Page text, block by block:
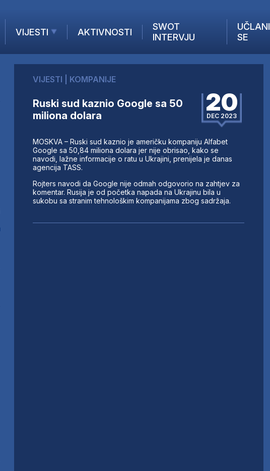
VIJESTI
AKTUELNO
KOMPANIJE
FINANSIJE
IZ STRANIH MEDIJA
AKTIVNOSTI
SWOT
INTERVJU
UČLANI
SE
VIJESTI KOMPANIJE
Ruski sud kaznio Google sa 50
miliona dolara
20
DEC 2023
MOSKVA – Ruski sud kaznio je američku kompaniju Alfabet
Google sa 50,84 miliona dolara jer nije obrisao, kako se
navodi, lažne informacije o ratu u Ukrajini, prenijela je danas
agencija TASS.
Rojters navodi da Google nije odmah odgovorio na zahtjev za
komentar. Rusija je od početka napada na Ukrajinu bila u
sukobu sa stranim tehnološkim kompanijama zbog sadržaja.